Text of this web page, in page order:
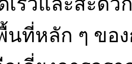
ที่หลัก ๆ ขอ